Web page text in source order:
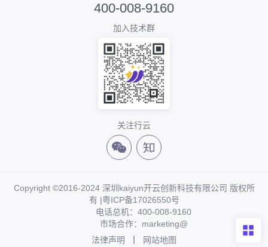
400-008-9160
加入技术群
关注行云
Copyright ©2016-2024 深圳kaiyun开云创新科技有限公司 版权所
有 |粤ICP备17026550号
电话总机：400-008-9160
市场合作：marketing@
法律声明
网站地图